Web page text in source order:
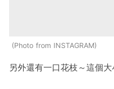
Photo from INSTAGRAM
另外還有一口花枝～這個